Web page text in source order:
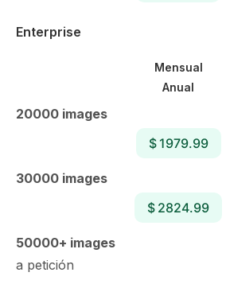
Enterprise
Mensual
Anual
20000 images
$ 1979.99
30000 images
$ 2824.99
50000+ images
a petición